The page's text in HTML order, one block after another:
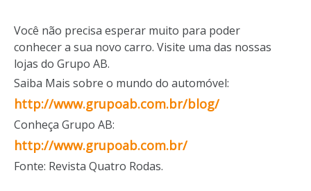
Você não precisa esperar muito para poder
conhecer a sua novo carro. Visite uma das nossas
lojas do Grupo AB.
Saiba Mais sobre o mundo do automóvel:
http://www.grupoab.com.br/blog/
Conheça Grupo AB:
http://www.grupoab.com.br/
Fonte: Revista Quatro Rodas.